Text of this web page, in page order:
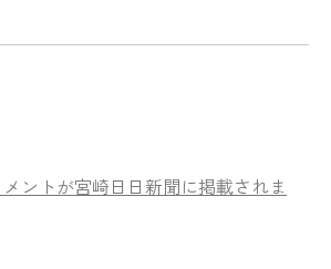
ントが宮崎日日新聞に掲載されま